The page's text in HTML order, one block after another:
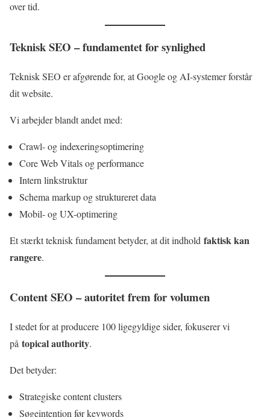
over tid.
Teknisk SEO – fundamentet for synlighed
Teknisk SEO er afgørende for, at Google og AI-systemer forstår
dit website.
Vi arbejder blandt andet med:
Crawl- og indexeringsoptimering
Core Web Vitals og performance
Intern linkstruktur
Schema markup og struktureret data
Mobil- og UX-optimering
Et stærkt teknisk fundament betyder, at dit indhold faktisk kan
rangere.
Content SEO – autoritet frem for volumen
I stedet for at producere 100 ligegyldige sider, fokuserer vi
på topical authority.
Det betyder:
Strategiske content clusters
Søgeintention før keywords